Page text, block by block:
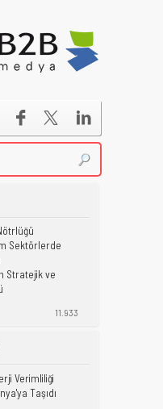


Sektörlerde
Stratejik ve
11.933
Verimliliği
Taşıdı